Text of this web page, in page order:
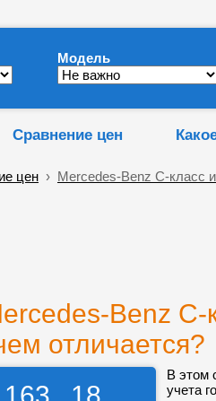
Модель
Сравнение цен
цен › Mercedes-Benz C-класс
Benz C-
отличается?
В этом
учета